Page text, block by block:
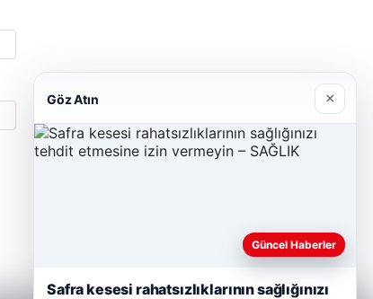
Göz Atın ×
Güncel Haberler
Safra kesesi rahatsızlıklarının sağlığınızı